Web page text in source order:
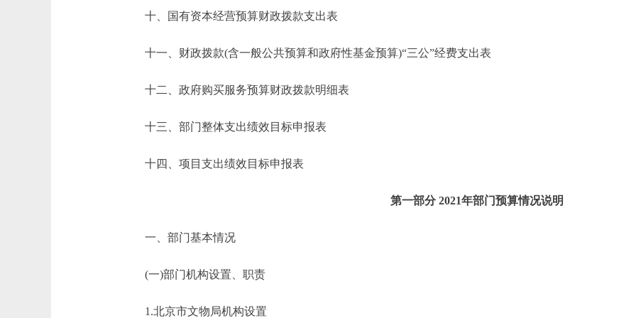
十、国有资本经营预算财政拨款支出表
十一、财政拨款(含一般公共预算和政府性基金预算)“三公”经费支出表
十二、政府购买服务预算财政拨款明细表
十三、部门整体支出绩效目标申报表
十四、项目支出绩效目标申报表
第一部分 2021年部门预算情况说明
一、部门基本情况
(一)部门机构设置、职责
1.北京市文物局机构设置